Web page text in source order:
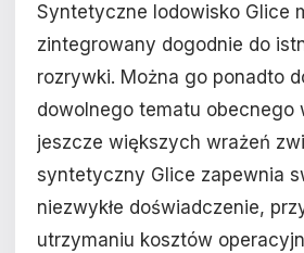
Syntetyczne lodowisko Glice
zintegrowany dogodnie do
rozrywki. Można go ponadto
dowolnego tematu obecnego
jeszcze większych wrażeń
syntetyczny Glice zapewnia
niezwykłe doświadczenie,
utrzymaniu kosztów